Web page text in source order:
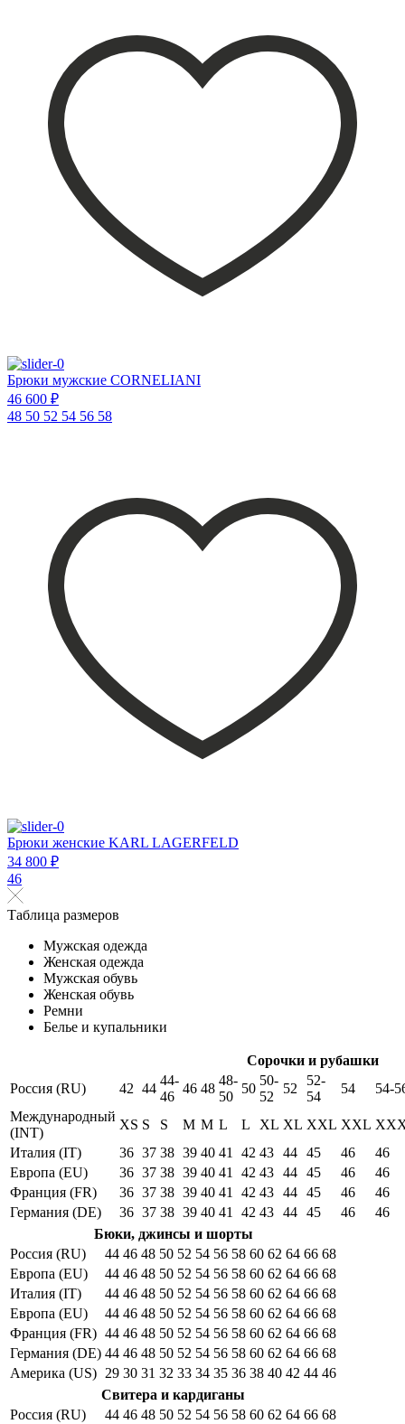
Брюки мужские CORNELIANI
46 600 ₽
48 50 52 54 56 58
Брюки женские KARL LAGERFELD
34 800 ₽
46
Таблица размеров
Мужская одежда
Женская одежда
Мужская обувь
Женская обувь
Ремни
Белье и купальники
Сорочки и рубашки
Россия (RU)
42 44
44-
46
46 48
48-
50
50
50-
52
52
52-
54
54
54-
Международный
(INT)
XS S S M M L L XL XL XXL XXL
Италия (IT)
36 37 38 39 40 41 42 43 44 45 46
46
Европа (EU)
36 37 38 39 40 41 42 43 44 45 46
46
Франция (FR)
36 37 38 39 40 41 42 43 44 45 46
46
Германия (DE)
36 37 38 39 40 41 42 43 44 45 46
46
Бюки, джинсы и шорты
Россия (RU)
44 46 48 50 52 54 56 58 60 62 64 66 68
Европа (EU)
44 46 48 50 52 54 56 58 60 62 64 66 68
Италия (IT)
44 46 48 50 52 54 56 58 60 62 64 66 68
Европа (EU)
44 46 48 50 52 54 56 58 60 62 64 66 68
Франция (FR) 44 46 48 50 52 54 56 58 60 62 64 66 68
Германия (DE) 44 46 48 50 52 54 56 58 60 62 64 66 68
Америка (US) 29 30 31 32 33 34 35 36 38 40 42 44 46
Свитера и кардиганы
Россия (RU)
44 46 48 50 52 54 56 58 60 62 64 66 68